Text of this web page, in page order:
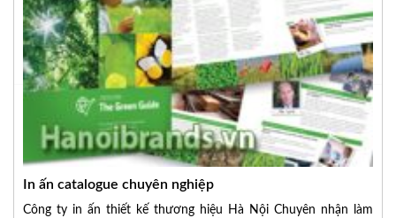
In ấn catalogue chuyên nghiệp
Công ty in ấn thiết kế thương hiệu Hà Nội Chuyên nhận làm